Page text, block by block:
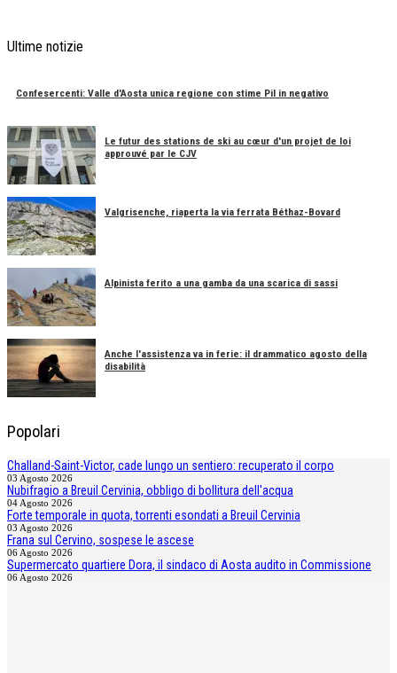
Ultime notizie
Confesercenti: Valle d'Aosta unica regione con stime Pil in negativo
Le futur des stations de ski au cœur d'un projet de loi
approuvé par le CJV
Valgrisenche, riaperta la via ferrata Béthaz-Bovard
Alpinista ferito a una gamba da una scarica di sassi
Anche l'assistenza va in ferie: il drammatico agosto della
disabilità
Popolari
Challand-Saint-Victor, cade lungo un sentiero: recuperato il corpo
03 Agosto 2026
Nubifragio a Breuil Cervinia, obbligo di bollitura dell'acqua
04 Agosto 2026
Forte temporale in quota, torrenti esondati a Breuil Cervinia
03 Agosto 2026
Frana sul Cervino, sospese le ascese
06 Agosto 2026
Supermercato quartiere Dora, il sindaco di Aosta audito in Commissione
06 Agosto 2026